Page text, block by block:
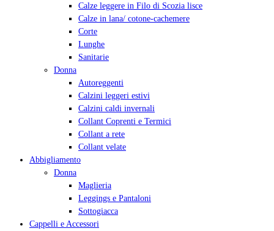
Calze leggere in Filo di Scozia lisce
Calze in lana/ cotone-cachemere
Corte
Lunghe
Sanitarie
Donna
Autoreggenti
Calzini leggeri estivi
Calzini caldi invernali
Collant Coprenti e Termici
Collant a rete
Collant velate
Abbigliamento
Donna
Maglieria
Leggings e Pantaloni
Sottogiacca
Cappelli e Accessori